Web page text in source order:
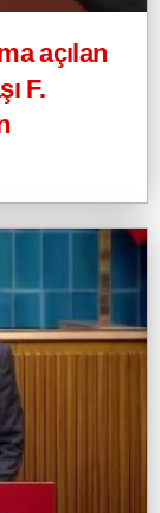
açılan
F.